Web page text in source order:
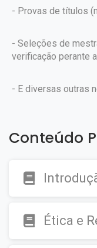
- Provas de títulos
- Seleções de
verificação perante
- E diversas outras
Conteúdo
Ética e